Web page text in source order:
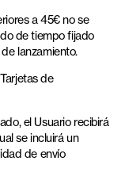
a 45€ no se
de tiempo fijado
lanzamiento.
de
el Usuario recibirá
se incluirá un
de envío